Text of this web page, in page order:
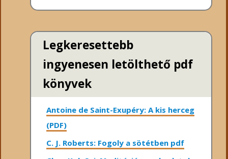
Legkeresettebb
ingyenesen letölthető pdf
könyvek
Antoine de Saint-Exupéry: A kis herceg
(PDF)
C. J. Roberts: Fogoly a sötétben pdf